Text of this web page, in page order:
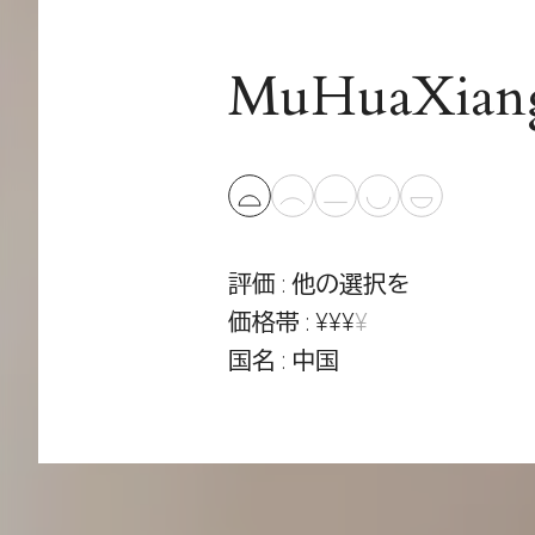
評価 : 他の選択を
価格帯 : ¥¥¥¥
国名 : 中国